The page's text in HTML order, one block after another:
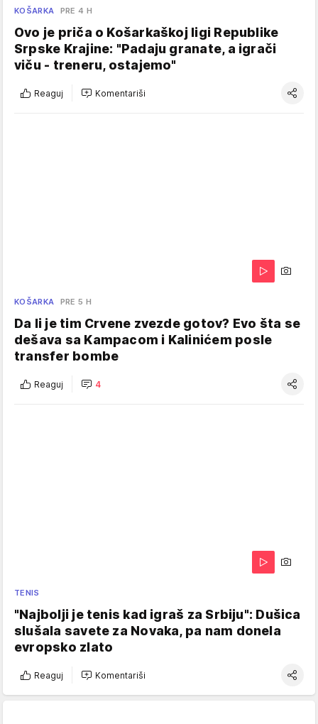
KOŠARKA PRE 4 H
Ovo je priča o Košarkaškoj ligi Republike
Srpske Krajine: "Padaju granate, a igrači
viču - treneru, ostajemo"
Reaguj Komentariši
KOŠARKA PRE 5 H
Da li je tim Crvene zvezde gotov? Evo šta se
dešava sa Kampacom i Kalinićem posle
transfer bombe
Reaguj 4
TENIS
"Najbolji je tenis kad igraš za Srbiju": Dušica
slušala savete za Novaka, pa nam donela
evropsko zlato
Reaguj Komentariši